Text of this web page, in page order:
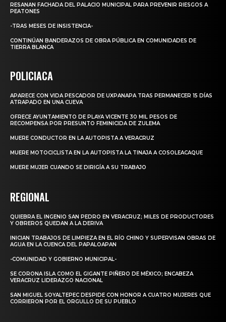
RESANAN FACHADA DEL PALACIO MUNICIPAL PARA PREVENIR RIESGOS A
PEATONES
-TRAS MESES DE INSISTENCIA-
CONTINÚAN BANDERAZOS DE OBRA PÚBLICA EN COMUNIDADES DE
TIERRA BLANCA
POLICIACA
APARECE CON VIDA PESCADOR DE UXPANAPA TRAS PERMANECER 15 DÍAS
ATRAPADO EN UNA CUEVA
OFRECE AYUNTAMIENTO DE PLAYA VICENTE 30 MIL PESOS DE
RECOMPENSA POR PRESUNTO FEMINICIDA DE ZULEMA
MUERE CONDUCTOR EN LA AUTOPISTA A VERACRUZ
MUERE MOTOCICLISTA EN LA AUTOPISTA LA TINAJA A COSOLEACAQUE
MUERE MUJER CUANDO SE DIRIGÍA A SU TRABAJO
REGIONAL
QUIEBRA EL INGENIO SAN PEDRO EN VERACRUZ; MILES DE PRODUCTORES
Y OBREROS QUEDAN A LA DERIVA
INICIAN TRABAJOS DE LIMPIEZA EN EL RÍO CHINO Y SUPERVISAN OBRAS DE
AGUA EN LA CUENCA DEL PAPALOAPAN
-COMUNIDAD Y GOBIERNO MUNICIPAL-
SE CORONA ISLA COMO EL GIGANTE PIÑERO DE MÉXICO; ENCABEZA
VERACRUZ LIDERAZGO NACIONAL
SAN MIGUEL SOYALTEPEC DESPIDE CON HONOR A CUATRO MUJERES QUE
CORRIERON POR EL ORGULLO DE SU PUEBLO